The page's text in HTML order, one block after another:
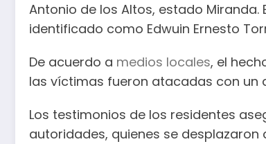
Antonio de los Altos, estado
identificado como Edwuin Ernesto
De acuerdo a medios locales, el
las víctimas fueron atacadas con un
Los testimonios de los residentes
autoridades, quienes se desplazaron